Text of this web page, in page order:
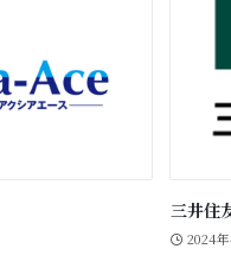
三井住
2024